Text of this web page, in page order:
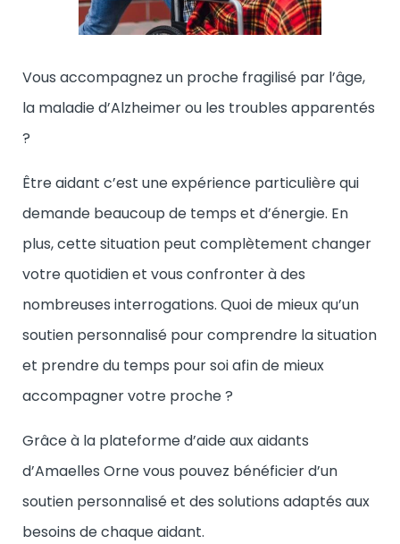
Vous accompagnez un proche fragilisé par l’âge,
la maladie d’Alzheimer ou les troubles apparentés
?
Être aidant c’est une expérience particulière qui
demande beaucoup de temps et d’énergie. En
plus, cette situation peut complètement changer
votre quotidien et vous confronter à des
nombreuses interrogations. Quoi de mieux qu’un
soutien personnalisé pour comprendre la situation
et prendre du temps pour soi afin de mieux
accompagner votre proche ?
Grâce à la plateforme d’aide aux aidants
d’Amaelles Orne vous pouvez bénéficier d’un
soutien personnalisé et des solutions adaptés aux
besoins de chaque aidant.